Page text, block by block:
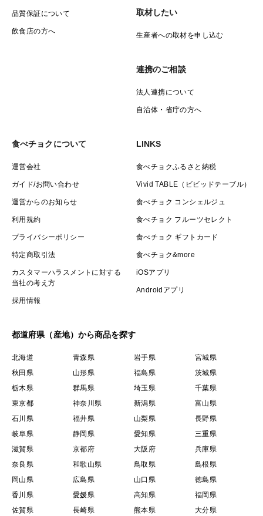
品質保証について
飲食店の方へ
取材したい
生産者への取材を申し込む
連携のご相談
法人連携について
自治体・省庁の方へ
食べチョクについて
運営会社
ガイド/お問い合わせ
運営からのお知らせ
利用規約
プライバシーポリシー
特定商取引法
カスタマーハラスメントに対する
当社の考え方
採用情報
LINKS
食べチョクふるさと納税
Vivid TABLE（ビビッドテーブル）
食べチョク コンシェルジュ
食べチョク フルーツセレクト
食べチョク ギフトカード
食べチョク&more
iOSアプリ
Androidアプリ
都道府県（産地）から商品を探す
北海道 青森県 岩手県
宮城県
秋田県
山形県 福島県
茨城県
栃木県
群馬県 埼玉県
千葉県
東京都
神奈川県 新潟県
富山県
石川県
福井県 山梨県
長野県
岐阜県
静岡県 愛知県
三重県
滋賀県
京都府 大阪府
兵庫県
奈良県
和歌山県 鳥取県
島根県
岡山県
広島県 山口県
徳島県
香川県
愛媛県 高知県
福岡県
佐賀県
長崎県 熊本県 大分県